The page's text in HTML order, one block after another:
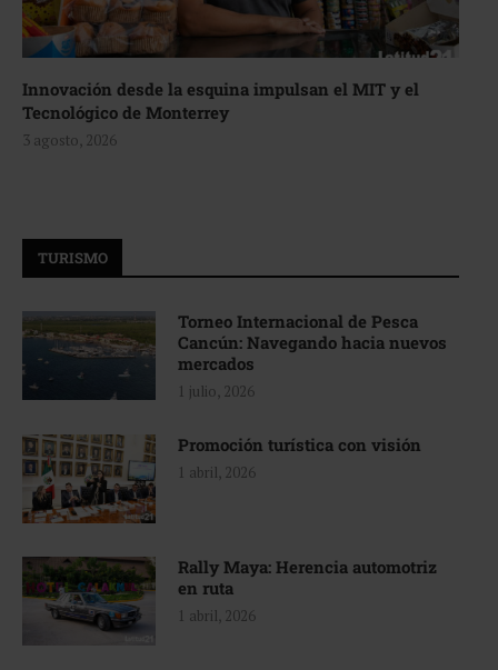
Innovación desde la esquina impulsan el MIT y el
Tecnológico de Monterrey
3 agosto, 2026
TURISMO
Torneo Internacional de Pesca
Cancún: Navegando hacia nuevos
mercados
1 julio, 2026
Promoción turística con visión
1 abril, 2026
Rally Maya: Herencia automotriz
en ruta
1 abril, 2026